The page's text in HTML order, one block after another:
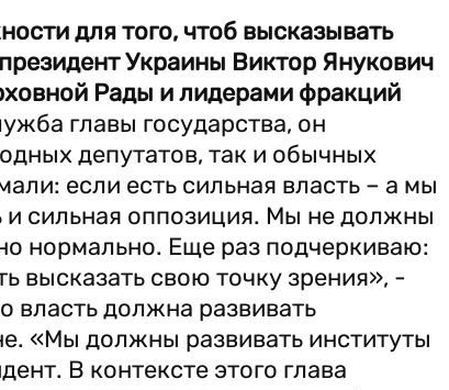
для того, чтоб высказывать
Украины Виктор Янукович
Рады и лидерами фракций
главы государства, он
депутатов, так и обычных
если есть сильная власть – а мы
сильная оппозиция. Мы не должны
нормально. Еще раз подчеркиваю:
высказать свою точку зрения», -
власть должна развивать
«Мы должны развивать институты
В контексте этого глава